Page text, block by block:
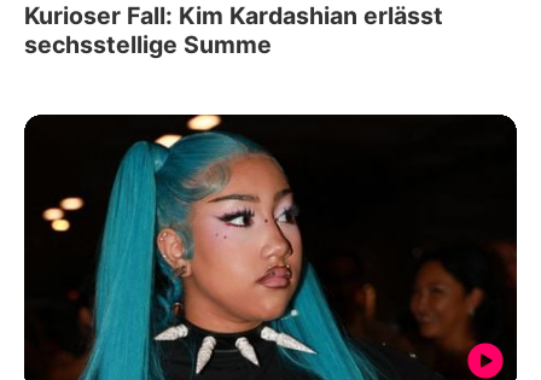
Kurioser Fall: Kim Kardashian erlässt
sechsstellige Summe